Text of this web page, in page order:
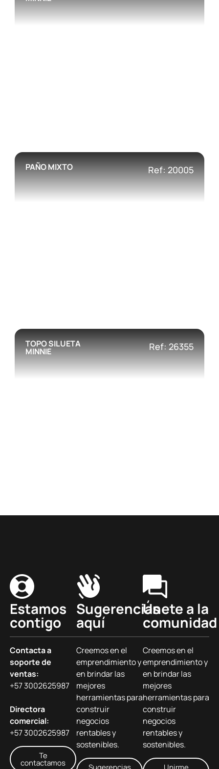
PAÑO MIXTO Ref: 20005
TOPO SILUETA
MINNIE Ref: 26355
Estamos
contigo
Contacta a
soporte de
ventas:
+57 3002625987
Directora
comercial:
+57 3002625987
Te
contactamos
Sugerencias
aquí
Creemos en el
emprendimiento y
en brindar las
mejores
herramientas para
construir
negocios
rentables y
sostenibles.
Únete a la
comunidad
Creemos en el
emprendimiento y
en brindar las
mejores
herramientas para
construir
negocios
rentables y
sostenibles.